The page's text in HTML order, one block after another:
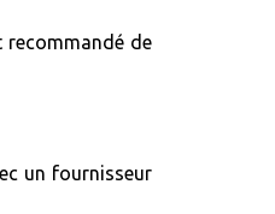
recommandé de
un fournisseur